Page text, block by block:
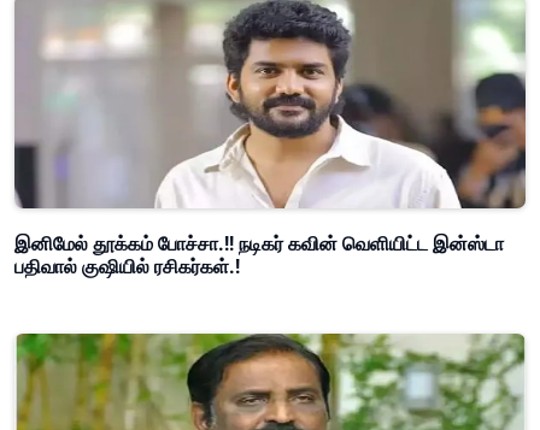
இனிமேல் தூக்கம் போச்சா.!! நடிகர் கவின் வெளியிட்ட இன்ஸ்டா
பதிவால் குஷியில் ரசிகர்கள்.!